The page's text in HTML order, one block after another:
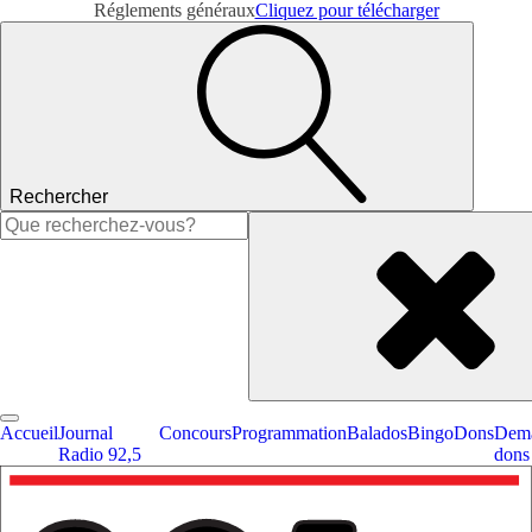
Réglements générauxCliquez pour télécharger
Rechercher
Rechercher :
AccueilJournal
Radio 92,5
ConcoursProgrammationBaladosBingoDons
dons